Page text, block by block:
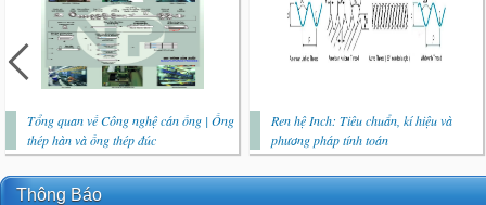
Tổng quan về Công nghệ cán ống | Ống
thép hàn và ống thép đúc
Ren hệ Inch: Tiêu chuẩn, kí hiệu và
phương pháp tính toán
Thông Báo